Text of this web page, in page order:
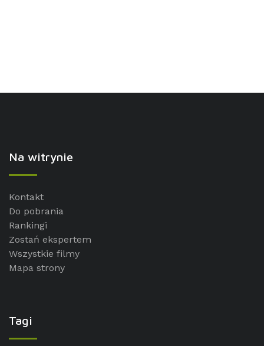
Na witrynie
Kontakt
Do pobrania
Rankingi
Zostań ekspertem
Wszystkie filmy
Mapa strony
Tagi